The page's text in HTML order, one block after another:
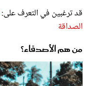
قد ترغبين في التعرف على:
الصداقة
من هم الأصدقاء؟